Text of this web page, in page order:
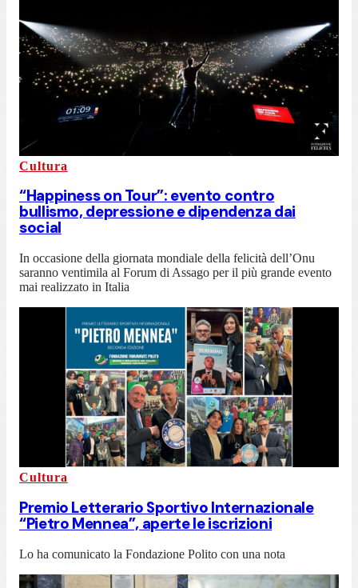
Cultura
“Happiness on Tour”: evento contro
bullismo, depressione e dipendenza dai
social
In occasione della giornata mondiale della felicità dell’Onu
saranno ventimila al Forum di Assago per il più grande evento
mai realizzato in Italia
Cultura
Premio Letterario Sportivo Internazionale
“Pietro Mennea”, aperte le iscrizioni
Lo ha comunicato la Fondazione Polito con una nota